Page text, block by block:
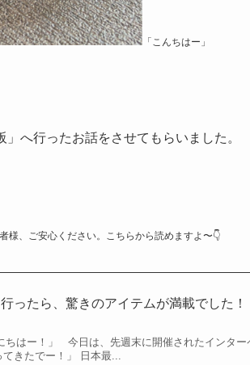
「こんちはー」
へ行ったお話をさせてもらいました。
様、ご安心ください。こちらから読めますよ〜👇️
ったら、驚きのアイテムが満載でした！
はー！」 今日は、先週末に開催されたインター
きたでー！」 日本最...